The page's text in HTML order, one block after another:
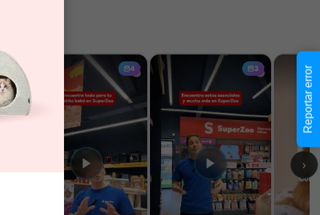
Reportar error